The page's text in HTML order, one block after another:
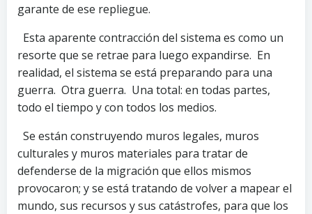
garante de ese repliegue.
Esta aparente contracción del sistema es como un
resorte que se retrae para luego expandirse. En
realidad, el sistema se está preparando para una
guerra. Otra guerra. Una total: en todas partes,
todo el tiempo y con todos los medios.
Se están construyendo muros legales, muros
culturales y muros materiales para tratar de
defenderse de la migración que ellos mismos
provocaron; y se está tratando de volver a mapear el
mundo, sus recursos y sus catástrofes, para que los